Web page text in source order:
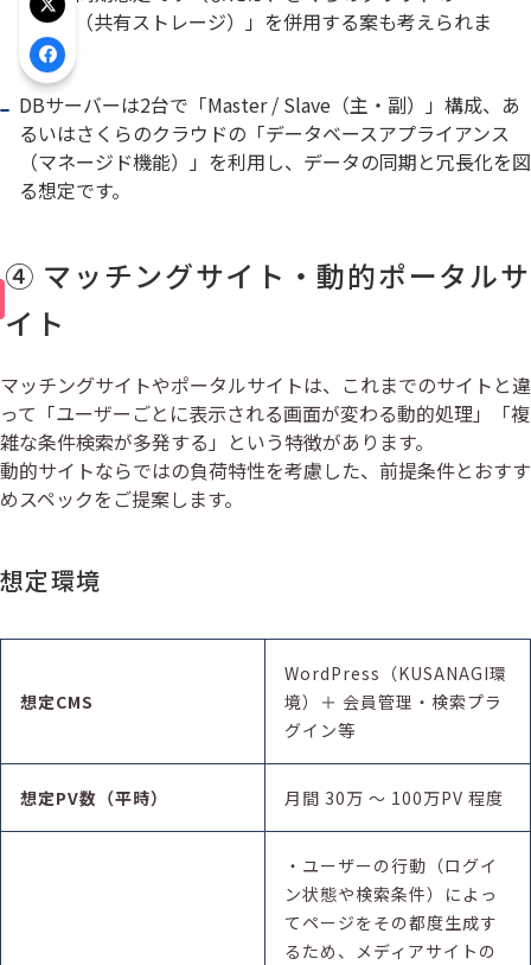
「NFS（共有ストレージ）」を併用する案も考えられま
す）。
DBサーバーは2台で「Master / Slave（主・副）」構成、あ
るいはさくらのクラウドの「データベースアプライアンス
（マネージド機能）」を利用し、データの同期と冗長化を図
る想定です。
④ マッチングサイト・動的ポータルサ
イト
マッチングサイトやポータルサイトは、これまでのサイトと違
って「ユーザーごとに表示される画面が変わる動的処理」「複
雑な条件検索が多発する」という特徴があります。
動的サイトならではの負荷特性を考慮した、前提条件とおすす
めスペックをご提案します。
想定環境
想定CMS
WordPress（KUSANAGI環
境）＋ 会員管理・検索プラ
グイン等
想定PV数（平時） 月間 30万 〜 100万PV 程度
・ユーザーの行動（ログイ
ン状態や検索条件）によっ
てページをその都度生成す
るため、メディアサイトの
Xでシェア
Facebookでシェア